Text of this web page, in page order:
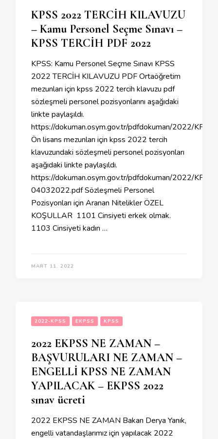
KPSS 2022 TERCİH KILAVUZU
– Kamu Personel Seçme Sınavı –
KPSS TERCİH PDF 2022
KPSS: Kamu Personel Seçme Sınavı KPSS
2022 TERCİH KILAVUZU PDF Ortaöğretim
mezunları için kpss 2022 tercih klavuzu pdf
sözleşmeli personel pozisyonlarını aşağıdaki
linkte paylaşıldı.
https://dokuman.osym.gov.tr/pdfdokuman/2022/
Ön lisans mezunları için kpss 2022 tercih
klavuzundaki sözleşmeli personel pozisyonları
aşağıdaki linkte paylaşıldı.
https://dokuman.osym.gov.tr/pdfdokuman/2022/
04032022.pdf Sözleşmeli Personel
Pozisyonları için Aranan Nitelikler ÖZEL
KOŞULLAR 1101 Cinsiyeti erkek olmak.
1103 Cinsiyeti kadın …
MART 11, 2022
2022-KPSS EKPSS KPSS
2022 EKPSS NE ZAMAN –
BAŞVURULARI NE ZAMAN –
ENGELLİ KPSS NE ZAMAN
YAPILACAK – EKPSS 2022
sınav ücreti
2022 EKPSS NE ZAMAN Bakan Derya Yanık,
engelli vatandaşlarımız için yapılacak 2022